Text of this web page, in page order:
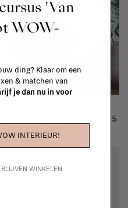
Drop Leaf lounge table HM5
€1.373,00
'Van
WOW-
ding? Klaar om een
& matchen van
je dan nu in voor
INTERIEUR!
WINKELEN